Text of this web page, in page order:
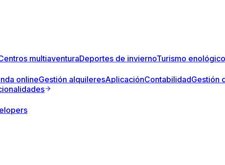
multiaventuraDeportes de inviernoTurismo enológico
onlineGestión alquileresAplicaciónContabilidadGestión